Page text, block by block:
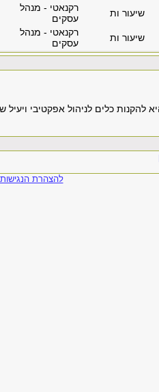
רקנאטי - מנהל
עסקים
שיעור ות
רקנאטי - מנהל
עסקים
שיעור ות
כלים לניהול אפקטיבי ויעיל
להצהרת הנגישות